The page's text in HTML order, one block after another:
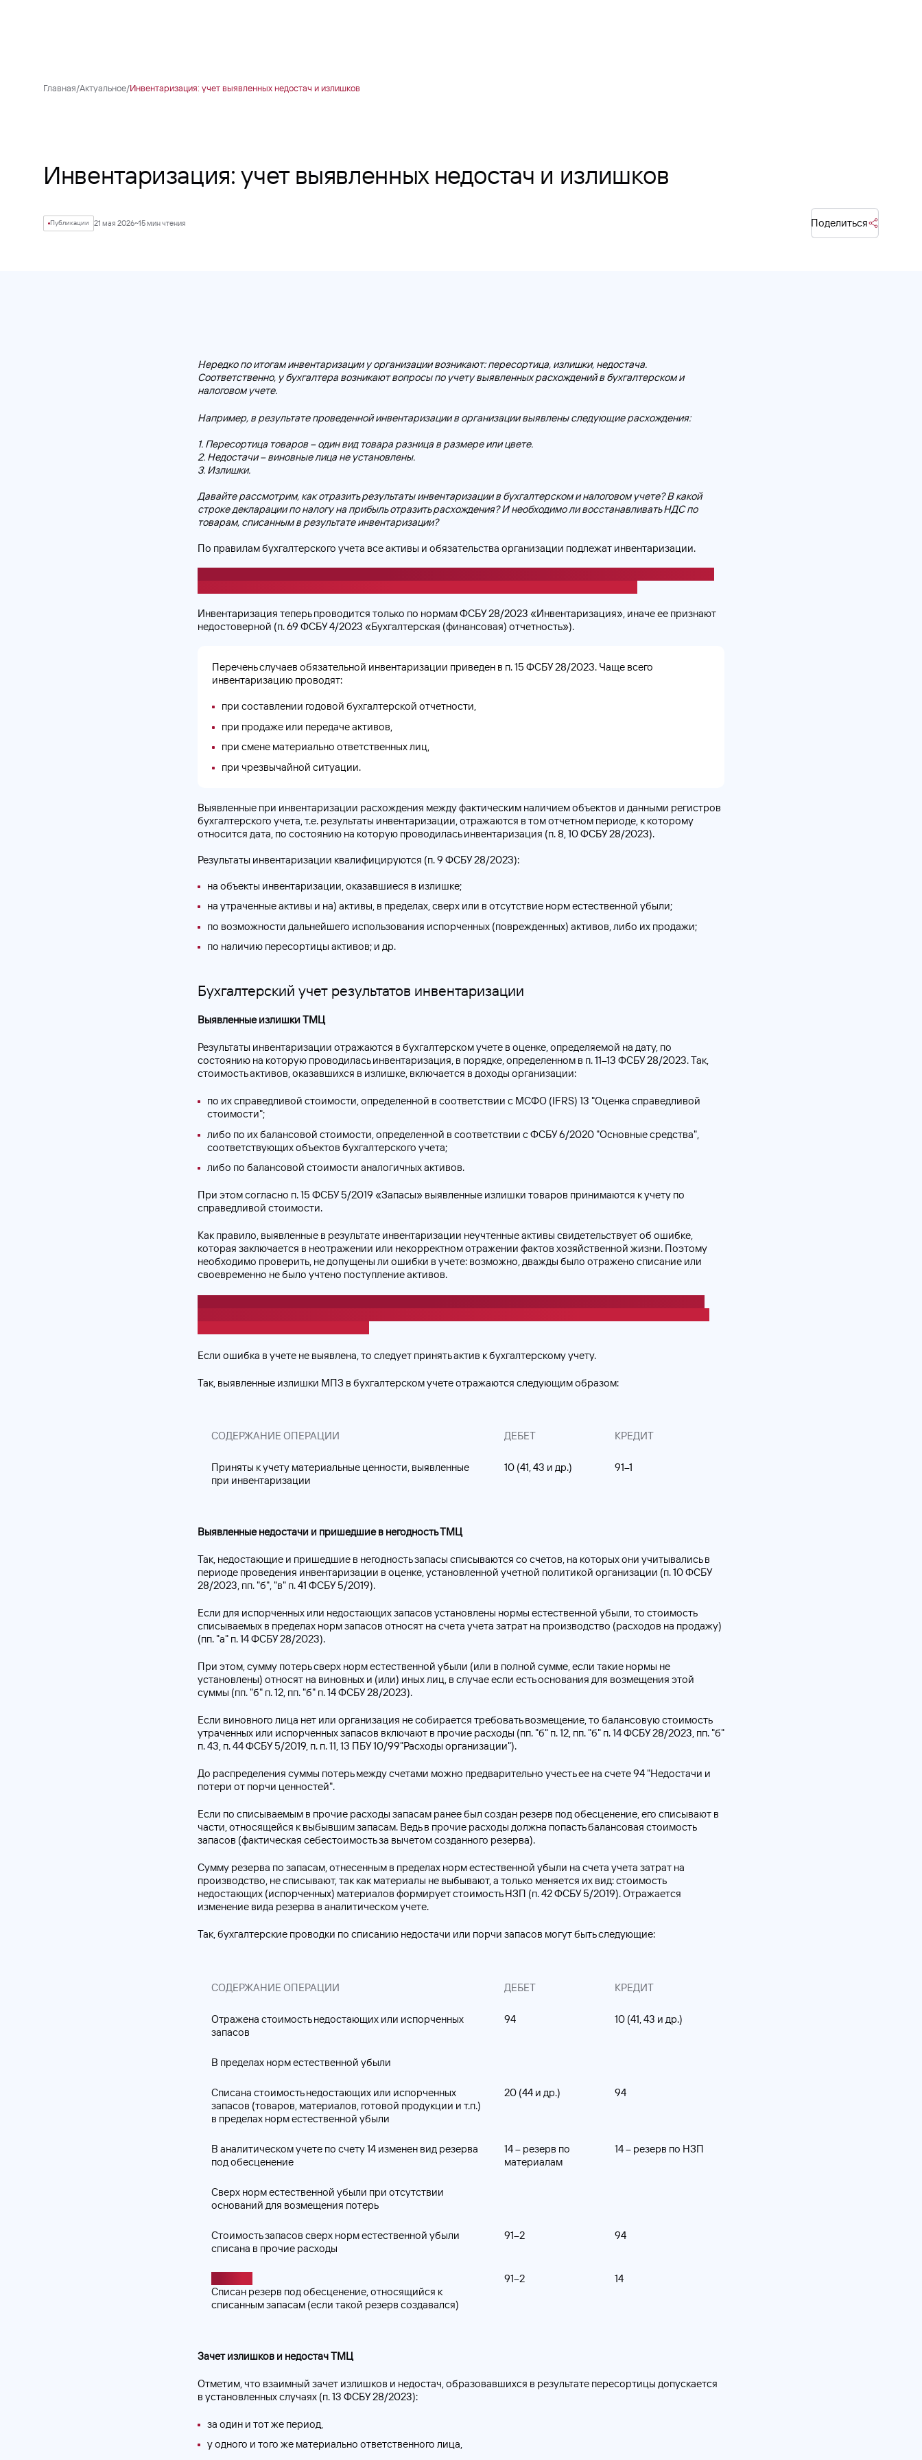
Главная/Актуальное/Инвентаризация: учет выявленных недостач и излишков
Инвентаризация: учет выявленных недостач и излишков
Публикации 21 мая 2026~15 мин чтения Поделиться
Нередко по итогам инвентаризации у организации возникают: пересортица, излишки, недостача.
Соответственно, у бухгалтера возникают вопросы по учету выявленных расхождений в бухгалтерском и
налоговом учете.
Например, в результате проведенной инвентаризации в организации выявлены следующие расхождения:
1. Пересортица товаров – один вид товара разница в размере или цвете.
2. Недостачи – виновные лица не установлены.
3. Излишки.
Давайте рассмотрим, как отразить результаты инвентаризации в бухгалтерском и налоговом учете? В какой
строке декларации по налогу на прибыль отразить расхождения? И необходимо ли восстанавливать НДС по
товарам, списанным в результате инвентаризации?
По правилам бухгалтерского учета все активы и обязательства организации подлежат инвентаризации.
Инвентаризация теперь проводится только по нормам ФСБУ 28/2023 «Инвентаризация», иначе ее признают
недостоверной (п. 69 ФСБУ 4/2023 «Бухгалтерская (финансовая) отчетность»).
Перечень случаев обязательной инвентаризации приведен в п. 15 ФСБУ 28/2023. Чаще всего
инвентаризацию проводят:
при составлении годовой бухгалтерской отчетности,
при продаже или передаче активов,
при смене материально ответственных лиц,
при чрезвычайной ситуации.
Выявленные при инвентаризации расхождения между фактическим наличием объектов и данными регистров
бухгалтерского учета, т.е. результаты инвентаризации, отражаются в том отчетном периоде, к которому
относится дата, по состоянию на которую проводилась инвентаризация (п. 8, 10 ФСБУ 28/2023).
Результаты инвентаризации квалифицируются (п. 9 ФСБУ 28/2023):
на объекты инвентаризации, оказавшиеся в излишке;
на утраченные активы и на) активы, в пределах, сверх или в отсутствие норм естественной убыли;
по возможности дальнейшего использования испорченных (поврежденных) активов, либо их продажи;
по наличию пересортицы активов; и др.
Бухгалтерский учет результатов инвентаризации
Выявленные излишки ТМЦ
Результаты инвентаризации отражаются в бухгалтерском учете в оценке, определяемой на дату, по
состоянию на которую проводилась инвентаризация, в порядке, определенном в п. 11–13 ФСБУ 28/2023. Так,
стоимость активов, оказавшихся в излишке, включается в доходы организации:
по их справедливой стоимости, определенной в соответствии с МСФО (IFRS) 13 "Оценка справедливой
стоимости";
либо по их балансовой стоимости, определенной в соответствии с ФСБУ 6/2020 "Основные средства",
соответствующих объектов бухгалтерского учета;
либо по балансовой стоимости аналогичных активов.
При этом согласно п. 15 ФСБУ 5/2019 «Запасы» выявленные излишки товаров принимаются к учету по
справедливой стоимости.
Как правило, выявленные в результате инвентаризации неучтенные активы свидетельствует об ошибке,
которая заключается в неотражении или некорректном отражении фактов хозяйственной жизни. Поэтому
необходимо проверить, не допущены ли ошибки в учете: возможно, дважды было отражено списание или
своевременно не было учтено поступление активов.
Если ошибка в учете не выявлена, то следует принять актив к бухгалтерскому учету.
Так, выявленные излишки МПЗ в бухгалтерском учете отражаются следующим образом:
СОДЕРЖАНИЕ ОПЕРАЦИИ ДЕБЕТ КРЕДИТ
Приняты к учету материальные ценности, выявленные
при инвентаризации
10 (41, 43 и др.) 91–1
Выявленные недостачи и пришедшие в негодность ТМЦ
Так, недостающие и пришедшие в негодность запасы списываются со счетов, на которых они учитывались в
периоде проведения инвентаризации в оценке, установленной учетной политикой организации (п. 10 ФСБУ
28/2023, пп. "б", "в" п. 41 ФСБУ 5/2019).
Если для испорченных или недостающих запасов установлены нормы естественной убыли, то стоимость
списываемых в пределах норм запасов относят на счета учета затрат на производство (расходов на продажу)
(пп. "а" п. 14 ФСБУ 28/2023).
При этом, сумму потерь сверх норм естественной убыли (или в полной сумме, если такие нормы не
установлены) относят на виновных и (или) иных лиц, в случае если есть основания для возмещения этой
суммы (пп. "б" п. 12, пп. "б" п. 14 ФСБУ 28/2023).
Если виновного лица нет или организация не собирается требовать возмещение, то балансовую стоимость
утраченных или испорченных запасов включают в прочие расходы (пп. "б" п. 12, пп. "б" п. 14 ФСБУ 28/2023, пп. "б"
п. 43, п. 44 ФСБУ 5/2019, п. п. 11, 13 ПБУ 10/99"Расходы организации").
До распределения суммы потерь между счетами можно предварительно учесть ее на счете 94 "Недостачи и
потери от порчи ценностей".
Если по списываемым в прочие расходы запасам ранее был создан резерв под обесценение, его списывают в
части, относящейся к выбывшим запасам. Ведь в прочие расходы должна попасть балансовая стоимость
запасов (фактическая себестоимость за вычетом созданного резерва).
Сумму резерва по запасам, отнесенным в пределах норм естественной убыли на счета учета затрат на
производство, не списывают, так как материалы не выбывают, а только меняется их вид: стоимость
недостающих (испорченных) материалов формирует стоимость НЗП (п. 42 ФСБУ 5/2019). Отражается
изменение вида резерва в аналитическом учете.
Так, бухгалтерские проводки по списанию недостачи или порчи запасов могут быть следующие:
СОДЕРЖАНИЕ ОПЕРАЦИИ ДЕБЕТ КРЕДИТ
Отражена стоимость недостающих или испорченных
запасов
94 10 (41, 43 и др.)
В пределах норм естественной убыли
Списана стоимость недостающих или испорченных
запасов (товаров, материалов, готовой продукции и т.п.)
в пределах норм естественной убыли
20 (44 и др.) 94
В аналитическом учете по счету 14 изменен вид резерва
под обесценение
14 – резерв по
материалам
14 – резерв по НЗП
Сверх норм естественной убыли при отсутствии
оснований для возмещения потерь
Стоимость запасов сверх норм естественной убыли
списана в прочие расходы
91–2 94
Списан резерв под обесценение, относящийся к
списанным запасам (если такой резерв создавался)
91–2 14
Зачет излишков и недостач ТМЦ
Отметим, что взаимный зачет излишков и недостач, образовавшихся в результате пересортицы допускается
в установленных случаях (п. 13 ФСБУ 28/2023):
за один и тот же период,
у одного и того же материально ответственного лица,